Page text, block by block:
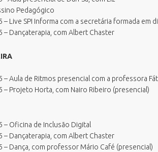
Pedagógico
– Live SPI Informa com a secretária formada em
– Dançaterapia, com Albert Chaster
– Aula de Ritmos presencial com a professora
– Projeto Horta, com Nairo Ribeiro (presencial)
– Oficina de Inclusão Digital
– Dançaterapia, com Albert Chaster
– Dança, com professor Mário Café (presencial)